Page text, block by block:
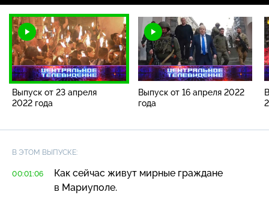
Выпуск от 23 апреля
2022 года
Выпуск от 16 апреля 2022
года
В ЭТОМ ВЫПУСКЕ:
00:01:06
Как сейчас живут мирные граждане
в Мариуполе.